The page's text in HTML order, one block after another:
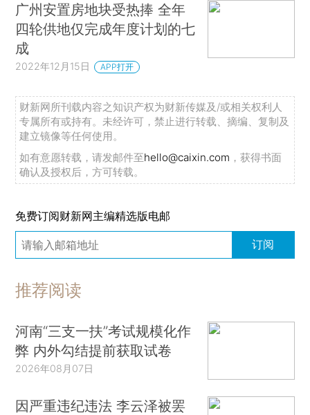
广州安置房地块受热捧 全年
四轮供地仅完成年度计划的七
成
2022年12月15日 APP打开
财新网所刊载内容之知识产权为财新传媒及/或相关权利人
专属所有或持有。未经许可，禁止进行转载、摘编、复制及
建立镜像等任何使用。
如有意愿转载，请发邮件至hello@caixin.com ，获得书面
确认及授权后，方可转载。
免费订阅财新网主编精选版电邮
订阅
推荐阅读
河南“三支一扶”考试规模化作
弊 内外勾结提前获取试卷
2026年08月07日
因严重违纪违法 李云泽被罢